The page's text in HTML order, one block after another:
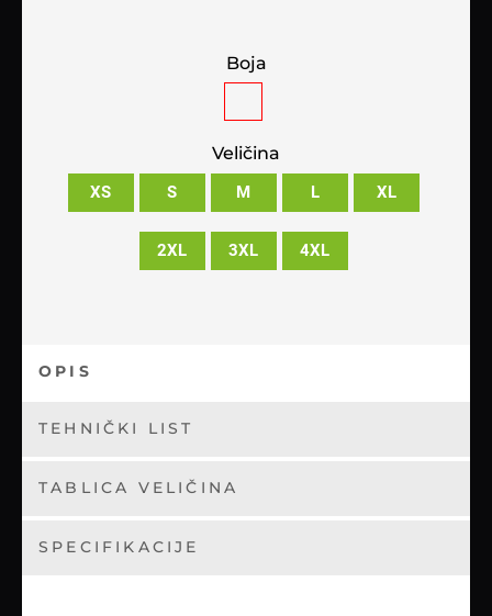
Boja
Veličina
XS S M L XL
2XL 3XL 4XL
OPIS
TEHNIČKI LIST
TABLICA VELIČINA
SPECIFIKACIJE